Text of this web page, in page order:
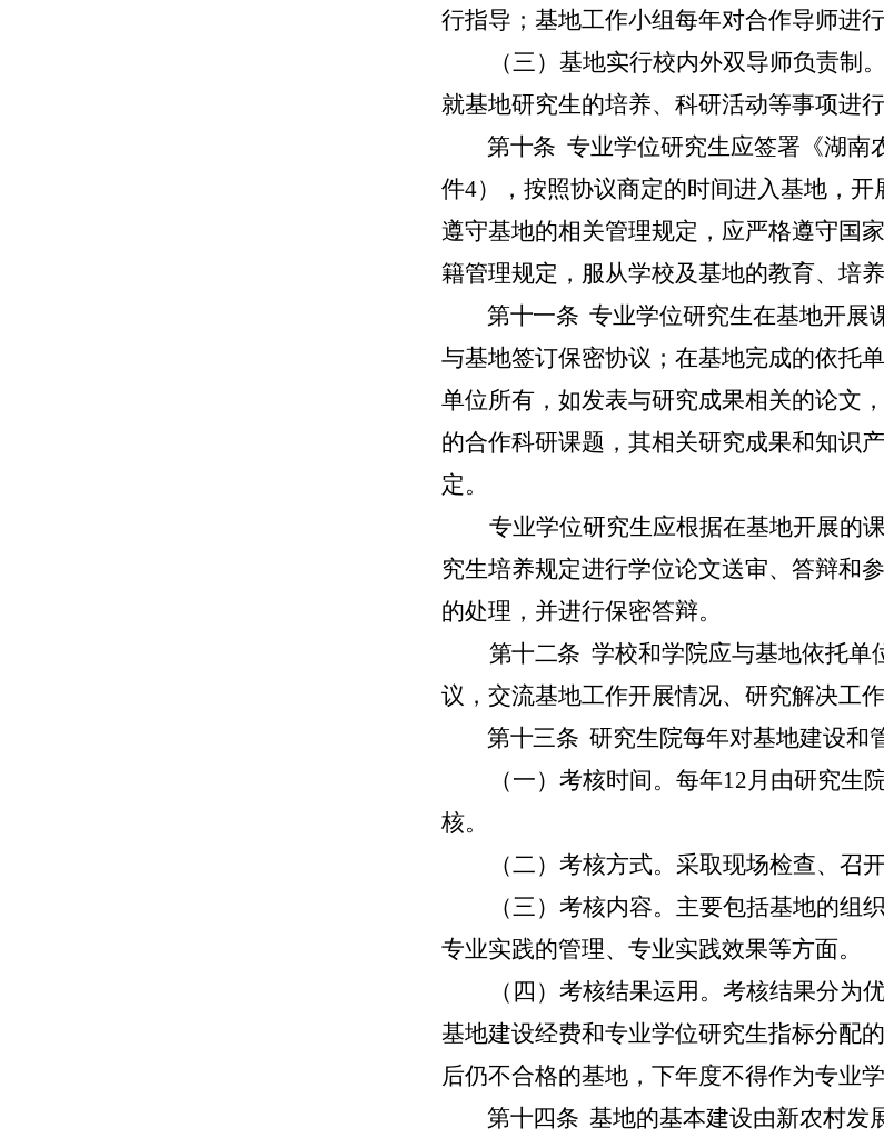
行指导；基地工作小组每年对合作导师进
（三）基地实行校内外双导师负责制
就基地研究生的培养、科研活动等事项进
第十条 专业学位研究生应签署《湖南
件4）
，按照协议商定的时间进入基地，
遵守基地的相关管理规定，应严格遵守国
籍管理规定，服从学校及基地的教育、培养
第十一条 专业学位研究生在基地开展
与基地签订保密协议；在基地完成的依托
单位所有，如发表与研究成果相关的论文
的合作科研课题，其相关研究成果和知识
定。
专业学位研究生应根据在基地开展的
究生培养规定进行学位论文送审、答辩和
的处理，并进行保密答辩。
第十二条 学校和学院应与基地依托单
议，交流基地工作开展情况、研究解决工
第十三条 研究生院每年对基地建设和
（一）考核时间。每年12月由研究
核。
（二） 考核方式。采取现场检查、召
（三）考核内容。主要包括基地的组
专业实践的管理、专业实践效果等方面。
（四）考核结果运用。考核结果分为
基地建设经费和专业学位研究生指标分配
后仍不合格的基地，下年度不得作为专业
第十四条 基地的基本建设由新农村发